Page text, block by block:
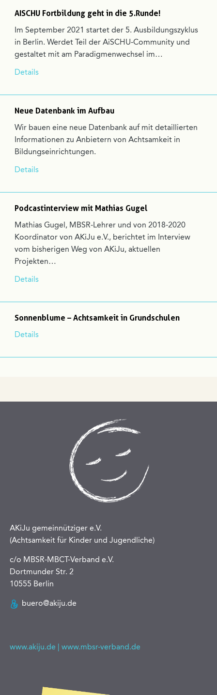
AISCHU Fortbildung geht in die 5.Runde!
Im September 2021 startet der 5. Ausbildungszyklus
in Berlin. Werdet Teil der AiSCHU-Community und
gestaltet mit am Paradigmenwechsel im…
Details
Neue Datenbank im Aufbau
Wir bauen eine neue Datenbank auf mit detaillierten
Informationen zu Anbietern von Achtsamkeit in
Bildungseinrichtungen.
Details
Podcastinterview mit Mathias Gugel
Mathias Gugel, MBSR-Lehrer und von 2018-2020
Koordinator von AKiJu e.V., berichtet im Interview
vom bisherigen Weg von AKiJu, aktuellen
Projekten…
Details
Sonnenblume – Achtsamkeit in Grundschulen
Details
AKiJu gemeinnütziger e.V.
(Achtsamkeit für Kinder und Jugendliche)
c/o MBSR-MBCT-Verband e.V.
Dortmunder Str. 2
10555 Berlin
buero@akiju.de
www.akiju.de www.mbsr-verband.de